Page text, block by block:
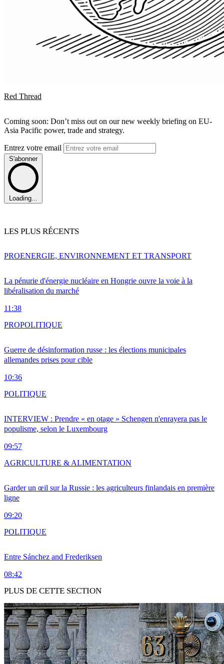
Red Thread
Coming soon: Don’t miss out on our new weekly briefing on EU-
Asia Pacific power, trade and strategy.
Entrez votre email
S'abonner
Loading...
LES PLUS RÉCENTS
La pénurie d'énergie nucléaire en Hongrie ouvre la voie à la
libéralisation du marché
11:38
PROENERGIE, ENVIRONNEMENT ET TRANSPORT
Guerre de désinformation russe : les élections municipales
allemandes prises pour cible
10:36
PROPOLITIQUE
INTERVIEW : Prendre « en otage » Schengen n'enrayera pas le
populisme, selon le Luxembourg
09:57
POLITIQUE
Garder un œil sur la Russie : les agriculteurs finlandais en première
ligne
09:20
AGRICULTURE & ALIMENTATION
Entre Sánchez and Frederiksen
08:42
POLITIQUE
PLUS DE CETTE SECTION